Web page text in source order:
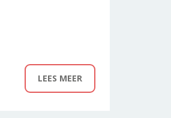
LEES MEER